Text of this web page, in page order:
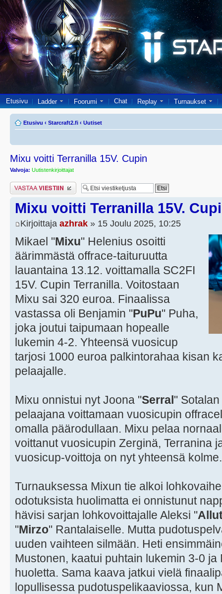
Etusivu Ladder Foorumi Chat Replay Turnaukset
Etusivu ‹ Starcraft2.fi ‹ Uutiset
Mixu voitti Terranilla 15V. Cupin
Valvoja: Uutistenkirjoittajat
Lähetä vastaus
Mixu voitti Terranilla 15V.
Kirjoittaja azhrak » 15 Joulu 2025, 10:25
Mikael "Mixu" Helenius osoitti
äärimmästä offrace-taituruutta
lauantaina 13.12. voittamalla SC2FI
15V. Cupin Terranilla. Voitostaan
Mixu sai 320 euroa. Finaalissa
vastassa oli Benjamin "PuPu" Puha,
joka joutui taipumaan hopealle
lukemin 4-2. Yhteensä vuosicup
tarjosi 1000 euroa palkintorahaa kisan
pelaajalle.
Mixu onnistui nyt Joona "Serral"
pelaajana voittamaan vuosicupin
omalla päärodullaan. Mixu pelaa
voittanut vuosicupin Zerginä, Terranina
vuosicup-voittoja on nyt yhteensä kolme.
Turnauksessa Mixun tie alkoi
odotuksista huolimatta ei onnistunut
hävisi sarjan lohkovoittajalle Aleksi "
"Mirzo" Rantalaiselle. Mutta
uuden vaihteen silmään. Heti
Mustonen, kaatui puhtain lukemin 3-0
huoletta. Sama kaava jatkui vielä
lopullisessa pudotuspelikaaviossa, kun